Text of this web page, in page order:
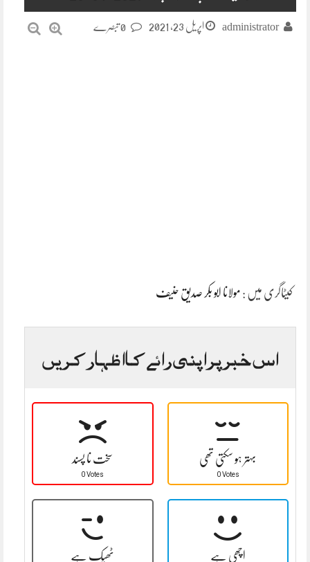
administrator اپریل 23, 2021
کیٹاگری میں : مولانا ابو بکر صدیق حنیف
اس خبر پر اپنی رائے کا اظہار کریں
سخت نا پسند
0 Votes
بہتر ہو سکتی تھی
0 Votes
ٹھیک ہے اچھی ہے